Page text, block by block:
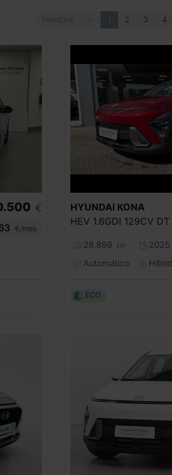
ANTERIOR
2 3 4
€
€/mes
HYUNDAI KONA
HEV 1.6GDI 129CV
28.899 km
2025
Automático
ECO